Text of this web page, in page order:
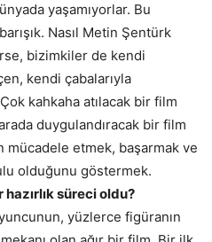
yaşamıyorlar. Bu
Nasıl Metin Şentürk
bizimkiler de kendi
kendi çabalarıyla
kahkaha atılacak bir film
duygulandıracak bir film
mücadele etmek, başarmak ve
olduğunu göstermek.
hazırlık süreci oldu?
yüzlerce figüranın